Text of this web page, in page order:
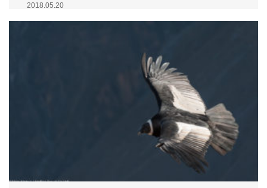
2018.05.20